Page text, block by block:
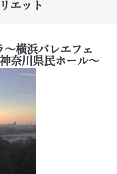
エット
～横浜バレエフェ
奈川県民ホール～